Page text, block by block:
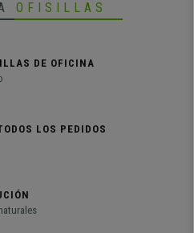
OFISILLAS
DE OFICINA
LOS PEDIDOS